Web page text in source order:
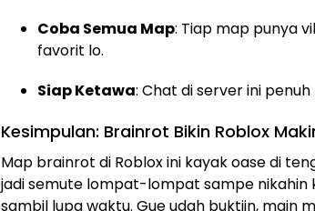
Coba Semua Map: Tiap map punya
favorit lo.
Siap Ketawa: Chat di server ini
Kesimpulan: Brainrot Bikin Roblox
Map brainrot di Roblox ini kayak oase di
jadi semute lompat-lompat sampe nikahin
sambil lupa waktu. Gue udah buktiin, main